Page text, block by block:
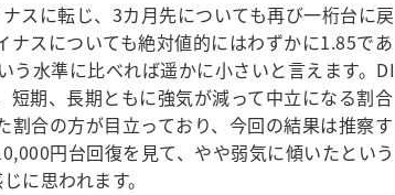
スに転じ、3カ月先についても再び一桁台に戻
ナスについても絶対値的にはわずかに1.85であ
う水準に比べれば遥かに小さいと言えます。DI
短期、長期ともに強気が減って中立になる割合
割合の方が目立っており、今回の結果は推察す
円台回復を見て、やや弱気に傾いたという
に思われます。